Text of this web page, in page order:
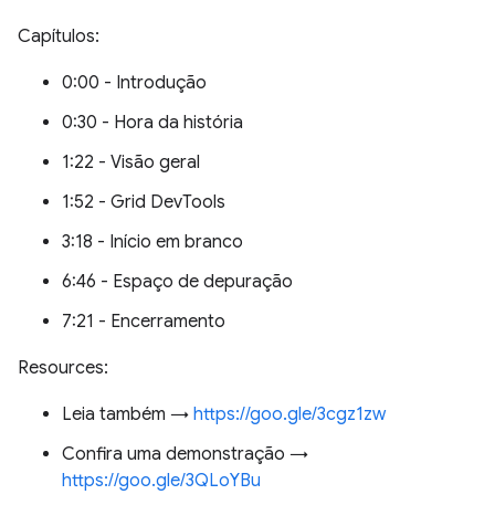
Capítulos:
0:00 - Introdução
0:30 - Hora da história
1:22 - Visão geral
1:52 - Grid DevTools
3:18 - Início em branco
6:46 - Espaço de depuração
7:21 - Encerramento
Resources:
Leia também → https://goo.gle/3cgz1zw
Confira uma demonstração →
https://goo.gle/3QLoYBu